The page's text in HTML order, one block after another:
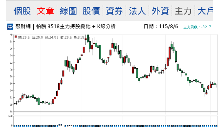
個股 文章 線圖 股價 資券 法人 外資 主力 大戶